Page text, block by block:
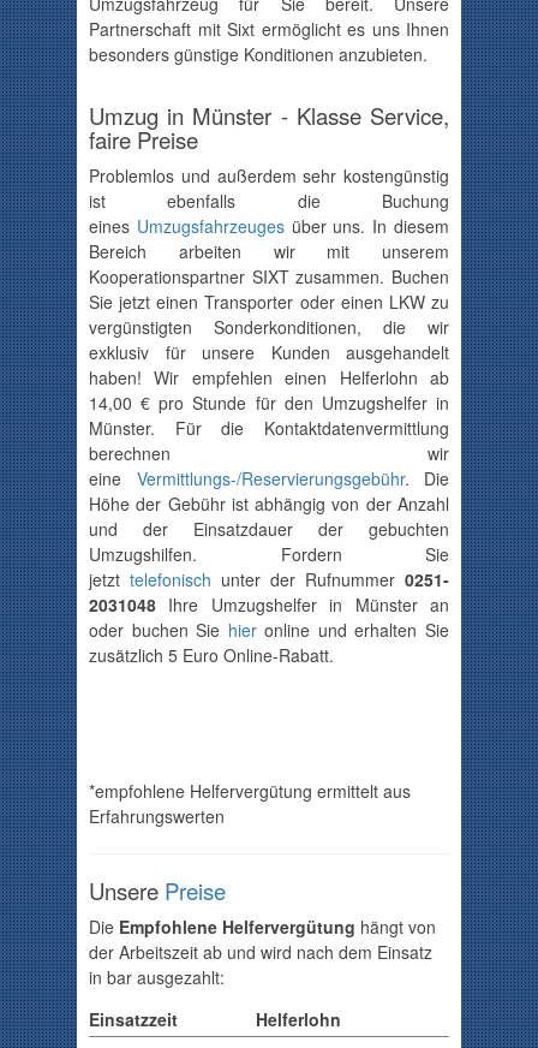
Partnerschaft mit Sixt ermöglicht es uns Ihnen
besonders günstige Konditionen anzubieten.
Umzug in Münster - Klasse Service,
faire Preise
Problemlos und außerdem sehr kostengünstig
ist ebenfalls die Buchung
eines Umzugsfahrzeuges über uns. In diesem
Bereich arbeiten wir mit unserem
Kooperationspartner SIXT zusammen. Buchen
Sie jetzt einen Transporter oder einen LKW zu
vergünstigten Sonderkonditionen, die wir
exklusiv für unsere Kunden ausgehandelt
haben! Wir empfehlen einen Helferlohn ab
14,00 € pro Stunde für den Umzugshelfer in
Münster. Für die Kontaktdatenvermittlung
berechnen wir
eine
Vermittlungs-/Reservierungsgebühr. Die
Höhe der Gebühr ist abhängig von der Anzahl
und der Einsatzdauer der gebuchten
Umzugshilfen. Fordern Sie
jetzt telefonisch unter der Rufnummer 0251-
2031048 Ihre Umzugshelfer in Münster an
oder buchen Sie hieronline und erhalten Sie
zusätzlich 5 Euro Online-Rabatt.
*empfohlene Helfervergütung ermittelt aus
Erfahrungswerten
Unsere Preise
Die Empfohlene Helfervergütung hängt von
der Arbeitszeit ab und wird nach dem Einsatz
in bar ausgezahlt:
Einsatzzeit
Helferlohn